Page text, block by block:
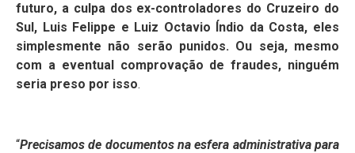
futuro, a culpa dos ex-controladores do Cruzeiro do
Sul, Luis Felippe e Luiz Octavio Índio da Costa, eles
simplesmente não serão punidos. Ou seja, mesmo
com a eventual comprovação de fraudes, ninguém
seria preso por isso.
“Precisamos de documentos na esfera administrativa para